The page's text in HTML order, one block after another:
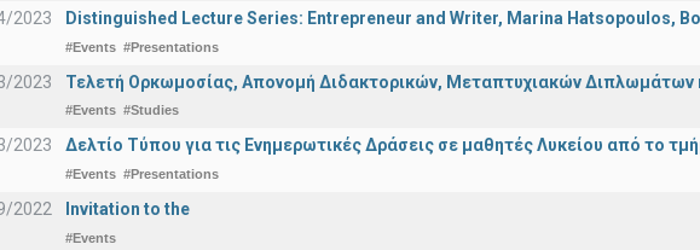
2023 Distinguished Lecture Series: Entrepreneur and Writer, Marina Hatsopoulos,
#Events #Presentations
2023 Τελετή Ορκωμοσίας, Απονομή Διδακτορικών, Μεταπτυχιακών Διπλωμάτων
#Events #Studies
2023 Δελτίο Τύπου για τις Ενημερωτικές Δράσεις σε μαθητές Λυκείου από το
#Events #Presentations
2022 Invitation to the
#Events